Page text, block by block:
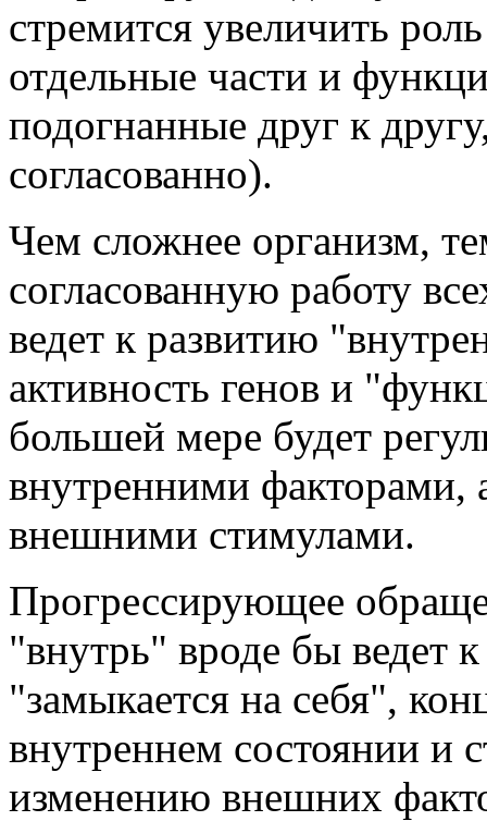
стремится увеличить
отдельные части и
подогнанные друг к
согласованно).
Чем сложнее организм,
согласованную работу
ведет к развитию
активность генов и
большей мере будет
внутренними факторами,
внешними стимулами.
Прогрессирующее
"внутрь" вроде бы ведет
"замыкается на себя",
внутреннем состоянии и
изменению внешних